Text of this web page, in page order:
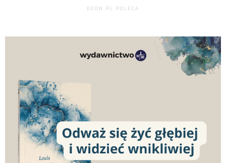
DEON.PL POLECA